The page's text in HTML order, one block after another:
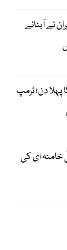
نے آبنائے
پہلا دن؛ ٹرمپ
خامنہ ای کی